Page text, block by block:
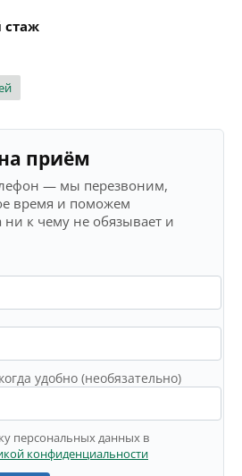
стаж
приём
— мы перезвоним,
время и поможем
ни к чему не обязывает и
удобно (необязательно)
персональных данных в
конфиденциальности